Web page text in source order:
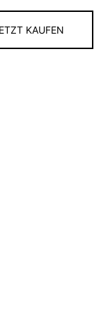
KAUFEN